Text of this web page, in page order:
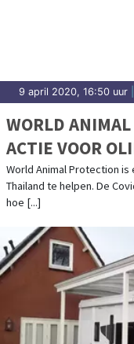
9 april 2020, 16:50 uur
WORLD
ACTIE VOOR
OLIFANTEN IN
CORONACRISIS'
World Animal Protection
Thailand te helpen. De
hoe [...]